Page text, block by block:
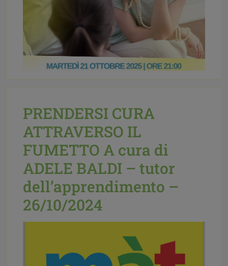
Pubblicato il:06 Ottobre 2025
come:Eventi, Mediazione familiare,
News|accoglienza, avv. Michela
Morandi,
luogo neutro e riservato,
mediazione familiare,
separazione
PRENDERSI CURA
ATTRAVERSO IL
FUMETTO A cura di
ADELE BALDI – tutor
dell’apprendimento –
26/10/2024